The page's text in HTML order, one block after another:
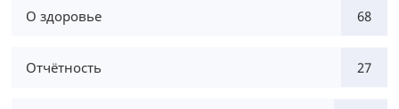
О здоровье 68
Отчётность 27